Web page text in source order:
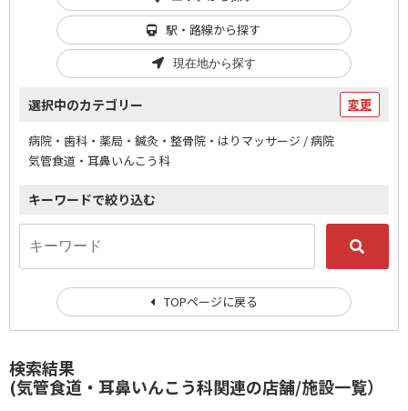
検索結果
(気管食道・耳鼻いんこう科関連の店舗/施設一覧）
駅・路線から探す
現在地から探す
選択中のカテゴリー 変更
病院・歯科・薬局・鍼灸・整骨院・はりマッサージ / 病院
気管食道・耳鼻いんこう科
キーワードで絞り込む
TOPページに戻る